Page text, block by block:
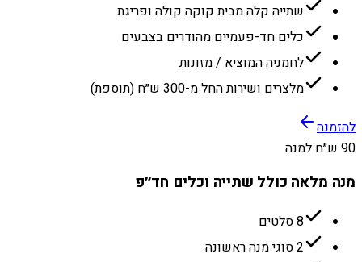
שתייה קלה מבית קוקה קולה ופריגת
כלים חד-פעמיים מהודרים בצבעים
לחמניה המוציא / מזונות
מלצרים ושירות החל מ-300 ש״ח (תוספת)
להזמנה
90 ש״ח למנה
מנה מלאה כולל שתייה וכלים חד״פ
8 סלטים
2 סוגי מנה ראשונה